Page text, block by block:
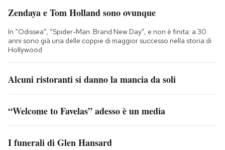
Zendaya e Tom Holland sono ovunque
In “Odissea”, “Spider-Man: Brand New Day”, e non è finita: a 30
anni sono già una delle coppie di maggior successo nella storia di
Hollywood
Alcuni ristoranti si danno la mancia da soli
“Welcome to Favelas” adesso è un media
I funerali di Glen Hansard